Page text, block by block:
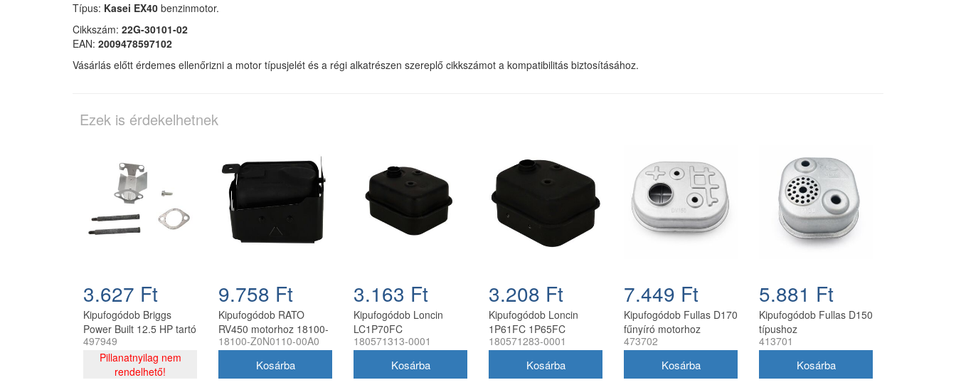
Típus: Kasei EX40 benzinmotor.
Cikkszám: 22G-30101-02
EAN: 2009478597102
Vásárlás előtt érdemes ellenőrizni a motor típusjelét és a régi alkatrészen szereplő cikkszámot a kompatibilitás biztosításához.
Ezek is érdekelhetnek
3.627 Ft
Kipufogódob Briggs
Power Built 12.5 HP tartó
csavar és tömítés készlet
691874-hez
497949
Pillanatnyilag nem
rendelhető!
9.758 Ft
Kipufogódob RATO
RV450 motorhoz 18100-
Z0N0110-00A0
18100-Z0N0110-00A0
3.163 Ft
Kipufogódob Loncin
LC1P70FC
robbanómotorhoz
180571313-0001
3.208 Ft
Kipufogódob Loncin
1P61FC 1P65FC
1P70FC motorhoz
180571283-0001
7.449 Ft
Kipufogódob Fullas D170
fűnyíró motorhoz
473702
5.881 Ft
Kipufogódob Fullas D150
típushoz
413701